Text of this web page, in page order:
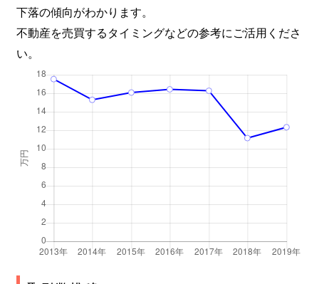
下落の傾向がわかります。
不動産を売買するタイミングなどの参考にご活用くださ
い。